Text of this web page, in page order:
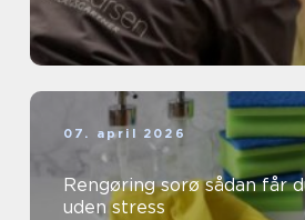
07. april 2026
Rengøring sorø sådan får du et rent hjem
uden stress